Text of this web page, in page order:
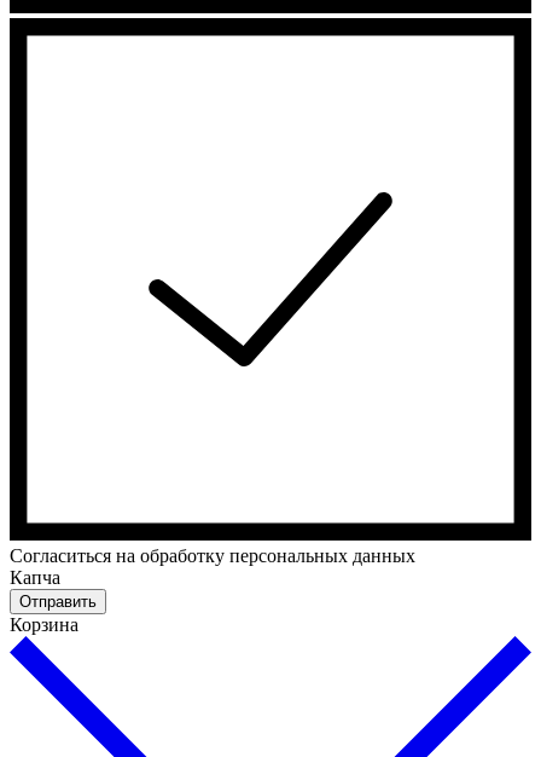
Cогласиться на обработку персональных данных
Капча
Отправить
Корзина